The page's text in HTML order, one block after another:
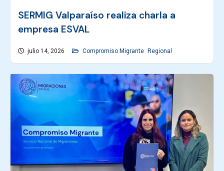
SERMIG Valparaíso realiza charla a
empresa ESVAL
julio 14, 2026 Compromiso Migrante Regional